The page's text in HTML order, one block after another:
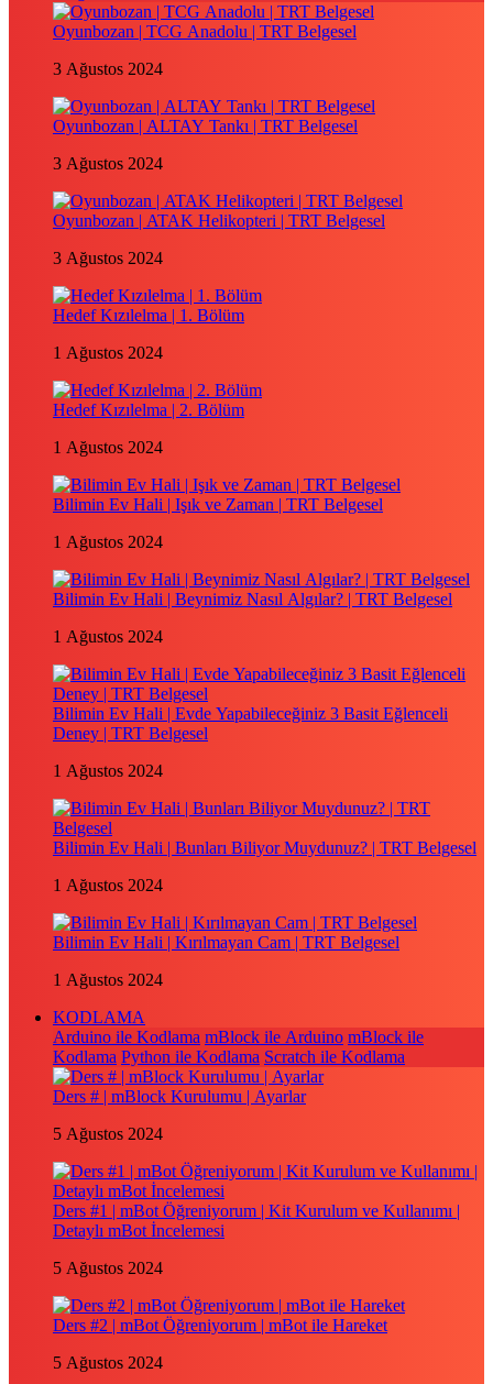
Oyunbozan | TCG Anadolu | TRT Belgesel
3 Ağustos 2024
Oyunbozan | ALTAY Tankı | TRT Belgesel
3 Ağustos 2024
Oyunbozan | ATAK Helikopteri | TRT Belgesel
3 Ağustos 2024
Hedef Kızılelma | 1. Bölüm
1 Ağustos 2024
Hedef Kızılelma | 2. Bölüm
1 Ağustos 2024
Bilimin Ev Hali | Işık ve Zaman | TRT Belgesel
1 Ağustos 2024
Bilimin Ev Hali | Beynimiz Nasıl Algılar? | TRT Belgesel
1 Ağustos 2024
Bilimin Ev Hali | Evde Yapabileceğiniz 3 Basit Eğlenceli
Deney | TRT Belgesel
1 Ağustos 2024
Bilimin Ev Hali | Bunları Biliyor Muydunuz? | TRT Belgesel
1 Ağustos 2024
Bilimin Ev Hali | Kırılmayan Cam | TRT Belgesel
1 Ağustos 2024
KODLAMA
Arduino ile Kodlama mBlock ile Arduino mBlock ile
Kodlama Python ile Kodlama Scratch ile Kodlama
Ders # | mBlock Kurulumu | Ayarlar
5 Ağustos 2024
Ders #1 | mBot Öğreniyorum | Kit Kurulum ve Kullanımı |
Detaylı mBot İncelemesi
5 Ağustos 2024
Ders #2 | mBot Öğreniyorum | mBot ile Hareket
5 Ağustos 2024